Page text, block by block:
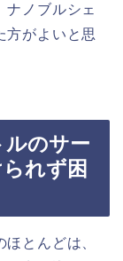
ナノブルシェ
方がよいと思
のサー
れず困
とんどは、